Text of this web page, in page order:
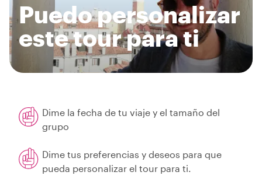
Puedo personalizar
este tour para ti
Dime la fecha de tu viaje y el tamaño del
grupo
Dime tus preferencias y deseos para que
pueda personalizar el tour para ti.